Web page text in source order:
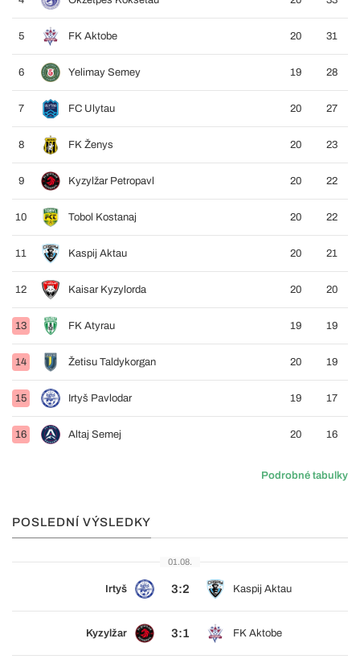
5 FK Aktobe 20 31
6 Yelimay Semey 19 28
7 FC Ulytau 20 27
8 FK Ženys 20 23
9 Kyzylžar Petropavl 20 22
10 Tobol Kostanaj 20 22
11 Kaspij Aktau 20 21
12 Kaisar Kyzylorda 20 20
13 FK Atyrau 19 19
14 Žetisu Taldykorgan 20 19
15 Irtyš Pavlodar 19 17
16 Altaj Semej 20 16
Podrobné tabulky
POSLEDNÍ VÝSLEDKY
01.08.
Irtyš 3:2 Kaspij Aktau
Kyzylžar 3:1 FK Aktobe